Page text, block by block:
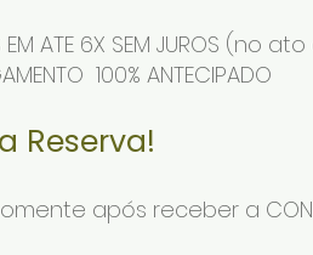
EM ATE 6X SEM JUROS (no
100% ANTECIPADO​
Reserva!
após receber a